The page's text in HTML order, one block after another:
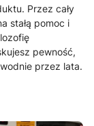
Przez cały
stałą pomoc i
pewność,
przez lata.